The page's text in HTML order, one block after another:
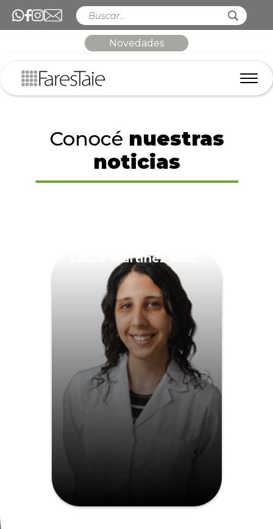
Novedades
Conocé nuestras
noticias
Laura Martinez Ruiz